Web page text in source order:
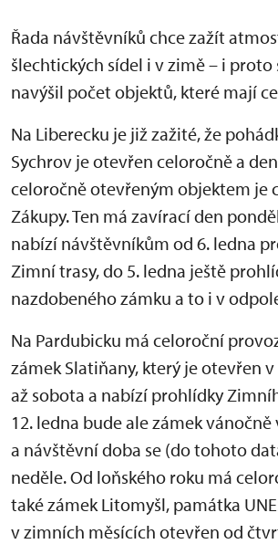
Řada návštěvníků chce zažít
šlechtických sídel i v zimě – i proto
navýšil počet objektů, které mají
Na Liberecku je již zažité, že
Sychrov je otevřen celoročně a
celoročně otevřeným objektem je
Zákupy. Ten má zavírací den
nabízí návštěvníkům od 6. ledna
Zimní trasy, do 5. ledna ještě
nazdobeného zámku a to i v
Na Pardubicku má celoroční
zámek Slatiňany, který je otevřen
až sobota a nabízí prohlídky
12. ledna bude ale zámek
a návštěvní doba se (do tohoto
neděle. Od loňského roku má
také zámek Litomyšl, památka
v zimních měsících otevřen od